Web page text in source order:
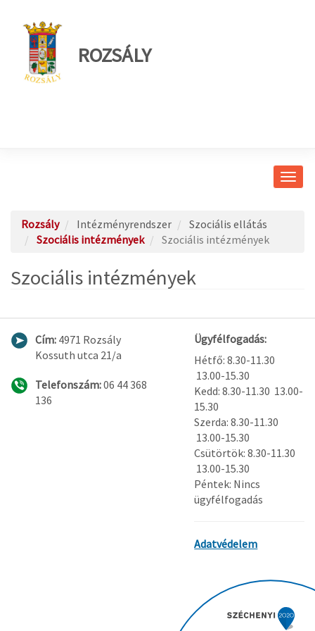
ROZSÁLY
Rozsály Intézményrendszer
Szociális ellátás
Szociális intézmények
Szociális intézmények
Szociális intézmények
Cím: 4971 Rozsály
Kossuth utca 21/a
Telefonszám:06 44 368
136
Ügyfélfogadás:
Hétfő: 8.30-11.30
13.00-15.30
Kedd: 8.30-11.30 13.00-
15.30
Szerda: 8.30-11.30
13.00-15.30
Csütörtök: 8.30-11.30
13.00-15.30
Péntek: Nincs
ügyfélfogadás
Adatvédelem